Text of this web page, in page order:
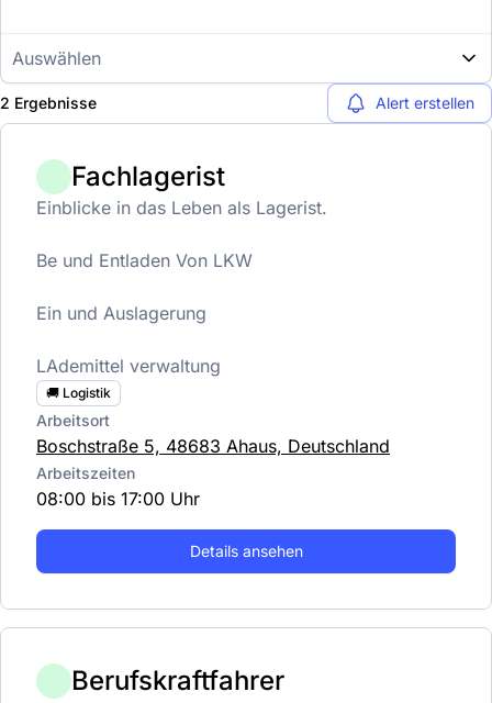
Auswählen
2 Ergebnisse Alert erstellen
Fachlagerist
Einblicke in das Leben als Lagerist.
Be und Entladen Von LKW
Ein und Auslagerung
LAdemittel verwaltung
🚚 Logistik
Arbeitsort
Boschstraße 5, 48683 Ahaus, Deutschland
Arbeitszeiten
08:00 bis 17:00 Uhr
Details ansehen
Berufskraftfahrer